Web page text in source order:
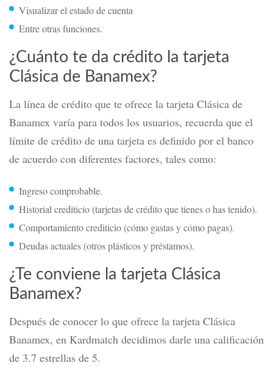
*Calificación calculada en enero de 2025.
Desde esta aplicación podrás realizar operaciones como:
Consultar la tarjeta digital
Elegir tu fecha de pago
Domiciliar pagos de servicios
Visualizar el estado de cuenta
Entre otras funciones.
¿Cuánto te da crédito la tarjeta
Clásica de Banamex?
La línea de crédito que te ofrece la tarjeta Clásica de
Banamex varía para todos los usuarios, recuerda que el
límite de crédito de una tarjeta es definido por el banco
de acuerdo con diferentes factores, tales como:
Ingreso comprobable.
Historial crediticio (tarjetas de crédito que tienes o has tenido).
Comportamiento crediticio (cómo gastas y cómo pagas).